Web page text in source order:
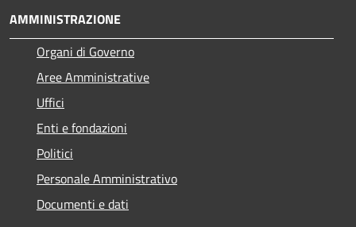
AMMINISTRAZIONE
Organi di Governo
Aree Amministrative
Uffici
Enti e fondazioni
Politici
Personale Amministrativo
Documenti e dati